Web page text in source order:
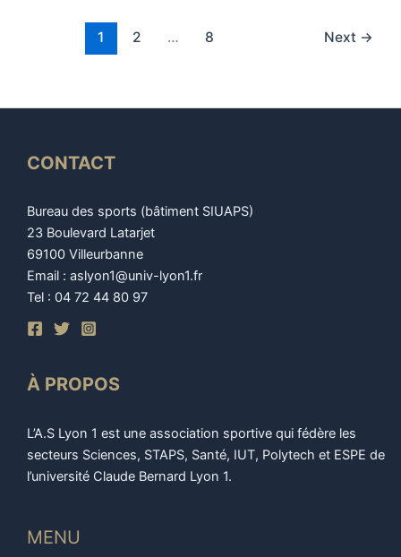
1 2 … 8 Next →
CONTACT
Bureau des sports (bâtiment SIUAPS)
23 Boulevard Latarjet
69100 Villeurbanne
Email : aslyon1@univ-lyon1.fr
Tel : 04 72 44 80 97
À PROPOS
L’A.S Lyon 1 est une association sportive qui fédère les
secteurs Sciences, STAPS, Santé, IUT, Polytech et ESPE de
l’université Claude Bernard Lyon 1.
MENU